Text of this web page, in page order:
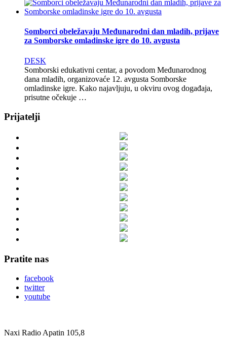
Somborci obeležavaju Međunarodni dan mladih, prijave
za Somborske omladinske igre do 10. avgusta
DESK
Somborski edukativni centar, a povodom Međunarodnog
dana mladih, organizovaće 12. avgusta Somborske
omladinske igre. Kako najavljuju, u okviru ovog događaja,
prisutne očekuje …
Prijatelji
Pratite nas
facebook
twitter
youtube
Naxi Radio Apatin 105,8